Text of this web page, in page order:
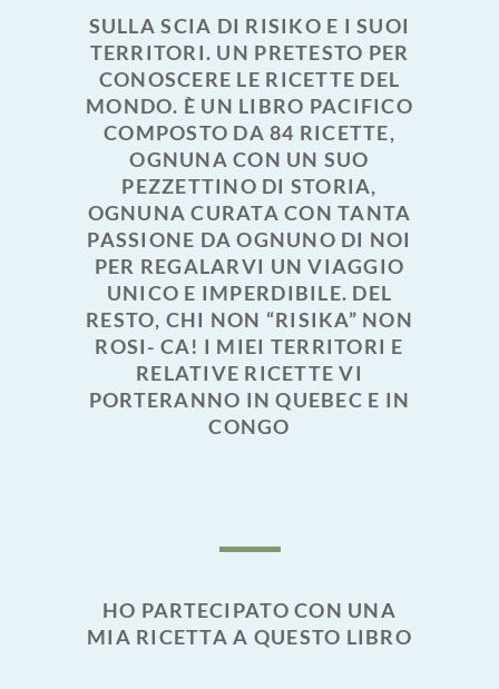
SULLA SCIA DI RISIKO E I SUOI
TERRITORI. UN PRETESTO PER
CONOSCERE LE RICETTE DEL
MONDO. È UN LIBRO PACIFICO
COMPOSTO DA 84 RICETTE,
OGNUNA CON UN SUO
PEZZETTINO DI STORIA,
OGNUNA CURATA CON TANTA
PASSIONE DA OGNUNO DI NOI
PER REGALARVI UN VIAGGIO
UNICO E IMPERDIBILE. DEL
RESTO, CHI NON “RISIKA” NON
ROSI- CA! I MIEI TERRITORI E
RELATIVE RICETTE VI
PORTERANNO IN QUEBEC E IN
CONGO
HO PARTECIPATO CON UNA
MIA RICETTA A QUESTO LIBRO